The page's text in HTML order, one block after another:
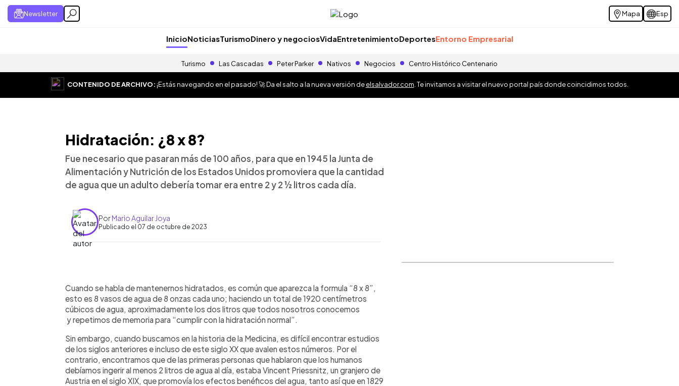
Newsletter Mapa Esp
InicioNoticiasTurismoDinero y negociosVidaEntretenimientoDeportesEntorno Empresarial
Turismo Las Cascadas Peter Parker Nativos Negocios Centro Histórico Centenario
CONTENIDO DE ARCHIVO:¡Estás navegando en el pasado! 🚀 Da el salto a la nueva versión deelsalvador.com . Te invitamos a visitar el nuevo portal país donde coincidimos todos.
Hidratación: ¿8 x 8?
Fue necesario que pasaran más de 100 años, para que en 1945 la Junta de
Alimentación y Nutrición de los Estados Unidos promoviera que la cantidad
de agua que un adulto debería tomar era entre 2 y 2 ½ litros cada día.
PorMario Aguilar Joya
Publicado el 07 de octubre de 2023
► Escuchar artículo
Cuando se habla de mantenernos hidratados, es común que aparezca la formula “8 x 8”,
esto es 8 vasos de agua de 8 onzas cada uno; haciendo un total de 1920 centímetros
cúbicos de agua, aproximadamente los dos litros que todos nosotros conocemos
y repetimos de memoria para “cumplir con la hidratación normal”.
Sin embargo, cuando buscamos en la historia de la Medicina, es difícil encontrar estudios
de los siglos anteriores e incluso de este siglo XX que avalen estos números. Por el
contrario, encontramos que de las primeras personas que hablaron que los humanos
debíamos ingerir al menos 2 litros de agua al día, estaba Vincent Priessnitz, un granjero de
Austria en el siglo XIX, que promovía los efectos benéficos del agua, tanto así que en 1829